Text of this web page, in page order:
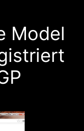
Model